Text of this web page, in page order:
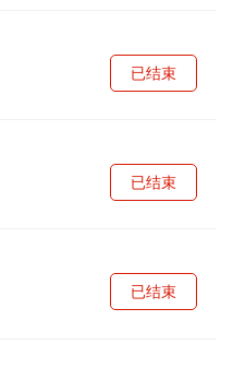
已结束
已结束
已结束